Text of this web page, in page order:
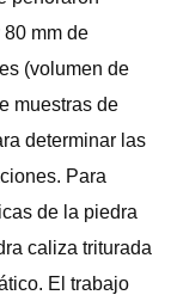
mm de
(volumen de
muestras de
determinar las
Para
de la piedra
caliza triturada
El trabajo